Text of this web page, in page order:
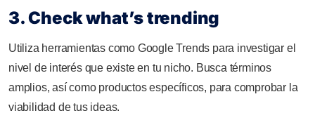
3. Check what’s trending
Utiliza herramientas como Google Trends para investigar el
nivel de interés que existe en tu nicho. Busca términos
amplios, así como productos específicos, para comprobar la
viabilidad de tus ideas.